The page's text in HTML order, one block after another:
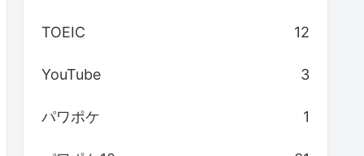
TOEIC 12
YouTube 3
パワポケ 1